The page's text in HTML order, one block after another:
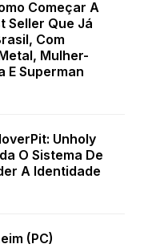
Começar A
Seller Que Já
Com
Mulher-
E Superman
Unholy
O Sistema De
A Identidade
(PC)